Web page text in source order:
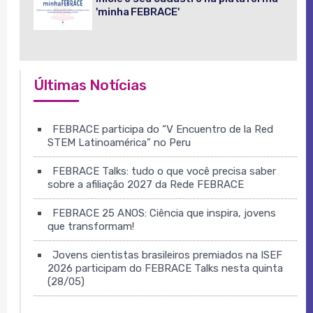
'minha FEBRACE'
Últimas Notícias
FEBRACE participa do “V Encuentro de la Red
STEM Latinoamérica” no Peru
FEBRACE Talks: tudo o que você precisa saber
sobre a afiliação 2027 da Rede FEBRACE
FEBRACE 25 ANOS: Ciência que inspira, jovens
que transformam!
Jovens cientistas brasileiros premiados na ISEF
2026 participam do FEBRACE Talks nesta quinta
(28/05)